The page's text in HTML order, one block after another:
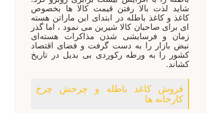
شاید لذت بالا رفتن قیمت کالا ها بخصوص
کاغذ و کاغذ باطله در ابتدای این ماراتن هسته
ای برای صاحبان کالا شیرین می نمود ، اما گذر
زمان و فرسایشی شدن مذاکرات هسته‌ای
نبض بازار را به دست گرفت و فضای اقتصاد
کشور را به ورطه رکوردی بی بدیل در تاریخ
کشاند.
فروش کاغذ باطله و چرخش چرخ
کارخانه ها